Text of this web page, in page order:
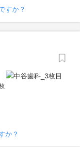
すか？
か？